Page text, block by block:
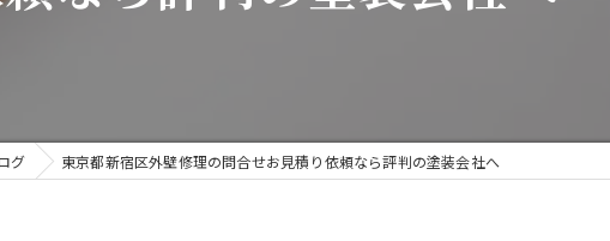
グ 東京都新宿区外壁修理の問合せお見積り依頼なら評判の塗装会社へ